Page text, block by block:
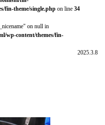
fin-theme/single.php on line 34
on null in
wp-content/themes/fin-
2025.3.8